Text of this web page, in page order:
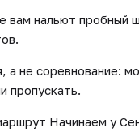
вам нальют пробный
а не соревнование:
пропускать.
Начинаем у